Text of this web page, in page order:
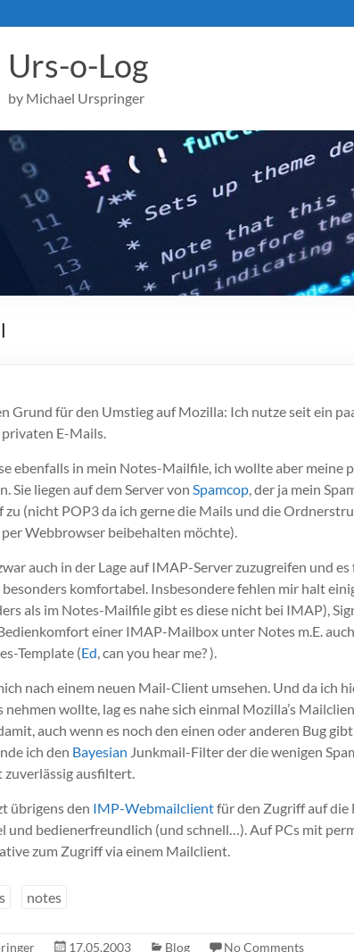
Urs-o-Log
by Michael Urspringer
Grund für den Umstieg auf Mozilla: Ich nutze seit ein
E-Mails.
ebenfalls in mein Notes-Mailfile, ich wollte aber meine
Sie liegen auf dem Server von Spamcop , der ja mein
zu (nicht POP3 da ich gerne die Mails und die
Webbrowser beibehalten möchte).
auch in der Lage auf IMAP-Server zuzugreifen und
komfortabel. Insbesondere fehlen mir halt
als im Notes-Mailfile gibt es diese nicht bei IMAP),
einer IMAP-Mailbox unter Notes m.E.
Template (Ed , can you hear me? ).
nach einem neuen Mail-Client umsehen. Und da ich
wollte, lag es nahe sich einmal Mozilla’s
auch wenn es noch den einen oder anderen Bug
ich den Bayesian Junkmail-Filter der die wenigen
ausfiltert.
übrigens den IMP-Webmailclientfür den Zugriff auf die
und bedienerfreundlich (und schnell…). Auf PCs mit
zum Zugriff via einem Mailclient.
notes
17.05.2003 Blog No Comments